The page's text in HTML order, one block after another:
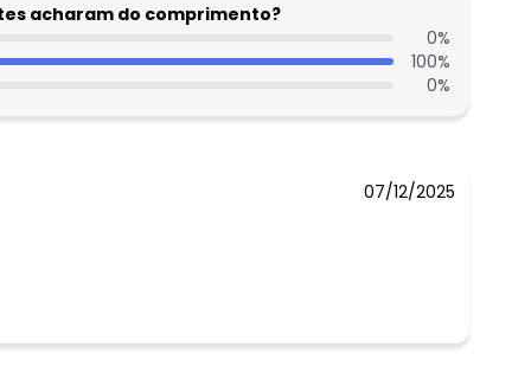
acharam do comprimento?
0%
100%
0%
07/12/2025